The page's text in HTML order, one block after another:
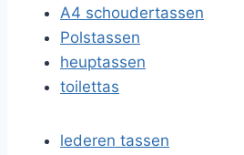
A4 schoudertassen
Polstassen
heuptassen
toilettas
lederen tassen